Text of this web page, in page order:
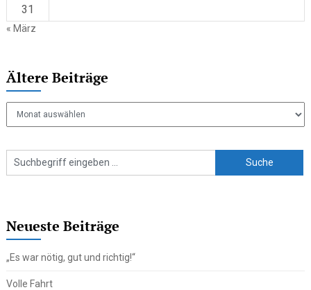
31
« März
Ältere Beiträge
Neueste Beiträge
„Es war nötig, gut und richtig!“
Volle Fahrt